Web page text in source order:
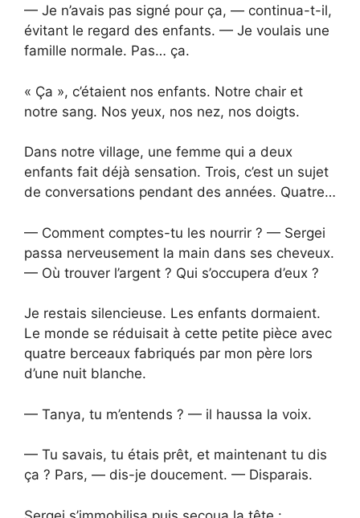
— Je n’avais pas signé pour ça, — continua-t-il,
évitant le regard des enfants. — Je voulais une
famille normale. Pas… ça.
« Ça », c’étaient nos enfants. Notre chair et
notre sang. Nos yeux, nos nez, nos doigts.
Dans notre village, une femme qui a deux
enfants fait déjà sensation. Trois, c’est un sujet
de conversations pendant des années. Quatre…
— Comment comptes-tu les nourrir ? — Sergei
passa nerveusement la main dans ses cheveux.
— Où trouver l’argent ? Qui s’occupera d’eux ?
Je restais silencieuse. Les enfants dormaient.
Le monde se réduisait à cette petite pièce avec
quatre berceaux fabriqués par mon père lors
d’une nuit blanche.
— Tanya, tu m’entends ? — il haussa la voix.
— Tu savais, tu étais prêt, et maintenant tu dis
ça ? Pars, — dis-je doucement. — Disparais.